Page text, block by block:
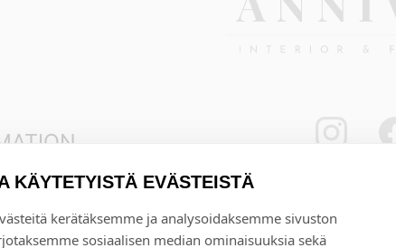
KÄYTETYISTÄ EVÄSTEISTÄ
kerätäksemme ja analysoidaksemme sivuston
sosiaalisen median ominaisuuksia sekä